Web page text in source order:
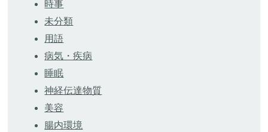
時事
未分類
用語
病気・疾病
睡眠
神経伝達物質
美容
腸内環境